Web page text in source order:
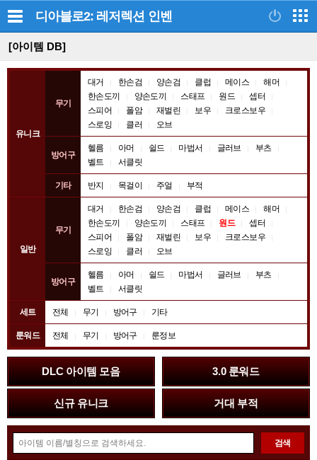
디아블로2: 레저렉션 인벤
[아이템 DB]
종
유니크
무기
대거 한손검 양손검 클럽 메이스
해머
한손도끼
양손도끼 스태프 원드
셉터
스피어
폴암 재벌린 보우
크로스보우
스로잉
클러 오브
방어구
헬름 아머 쉴드 마법서 글러브
부츠
벨트
서클릿
기타 반지 목걸이 주얼 부적
일반
무기
대거 한손검 양손검 클럽 메이스
해머
한손도끼
양손도끼 스태프 원드
셉터
스피어
폴암 재벌린 보우
크로스보우
스로잉
클러 오브
방어구
헬름 아머 쉴드 마법서 글러브
부츠
벨트
서클릿
세트 전체 무기 방어구 기타
룬워드 전체 무기 방어구 룬정보
배
DLC 아이템 모음 3.0 룬워드
신규 유니크 거대 부적
아
이
검색